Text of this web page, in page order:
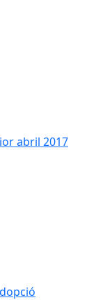
abril 2017